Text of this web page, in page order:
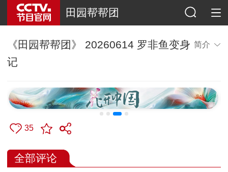
田园帮帮团
《田园帮帮团》 20260614 罗非鱼变身
记
简介
35
全部评论